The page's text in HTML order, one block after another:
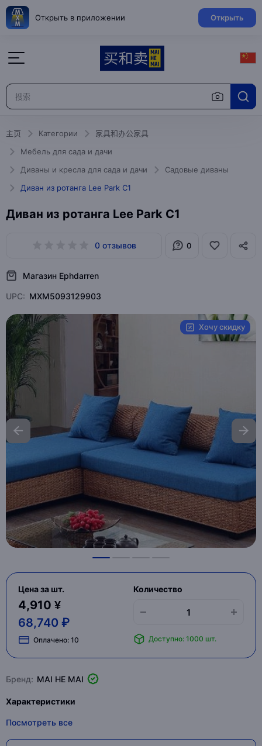
Открыть в приложении Открыть
主页 Категории
家具和办公家具
Мебель для сада и дачи
Диваны и кресла для сада и дачи
Садовые диваны
Диван из ротанга Lee Park C1
Диван из ротанга Lee Park C1
0 отзывов 0
Магазин Ephdarren
UPC: MXM5093129903
Хочу скидку
Цена за шт.
4,910 ¥
68,740 ₽
Оплачено: 10
Количество
Доступно: 1000 шт.
Бренд: MAI HE MAI
Характеристики
Посмотреть все